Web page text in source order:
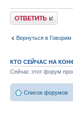
Ответить
Вернуться в Говорим
КТО СЕЙЧАС НА
Сейчас этот форум
Список форумов